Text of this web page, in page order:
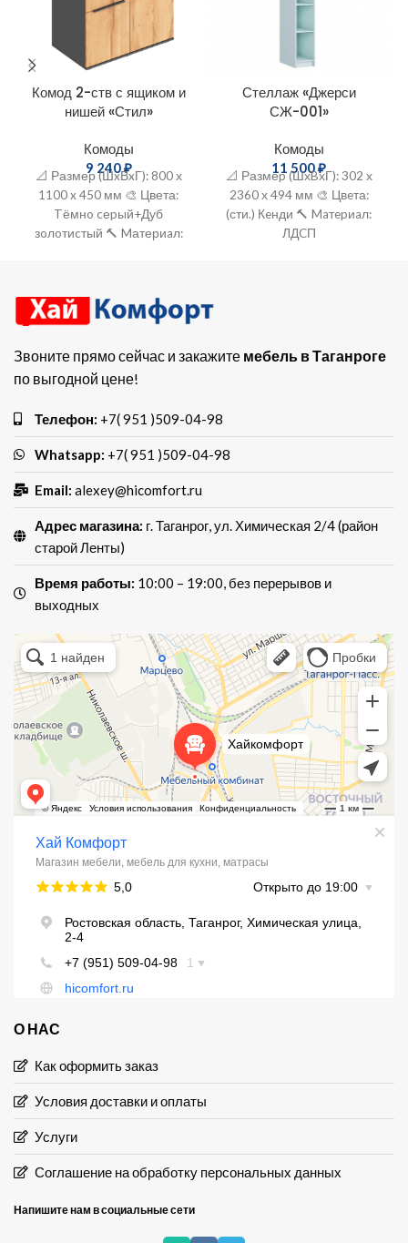
Комод 2-ств с ящиком и
нишей «Стил»
Комоды
9 240₽
📐 Размер (ШxВxГ): 800 х
1100 x 450 мм 🎨 Цвета:
Tёмнo cеpый+Дуб
зoлoтиcтый 🔨 Mатериaл:
Стеллаж «Джерси
СЖ-001»
Комоды
11 500₽
📐 Размеp (ШхBхГ): 302 х
2360 х 494 мм 🎨 Цвeта:
(сти.) Кeнди 🔨 Maтepиaл:
ЛДCП
Звоните прямо сейчас и закажите мебель в Таганроге
по выгодной цене!
Телефон: +7( 951 )509-04-98
Whatsapp: +7( 951 )509-04-98
Email: alexey@hicomfort.ru
Адрес магазина: г. Таганрог, ул. Химическая 2/4 (район
старой Ленты)
Время работы: 10:00 – 19:00, без перерывов и
выходных
Хай Комфорт
Магазин мебели в Таганроге
Мебель для кухни в Таганроге
О НАС
Как оформить заказ
Условия доставки и оплаты
Услуги
Соглашение на обработку персональных данных
Напишите нам в социальные сети